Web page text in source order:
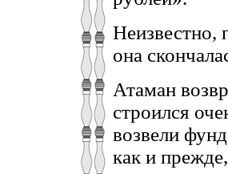
она
Атаман
cтроился
возвели
как и